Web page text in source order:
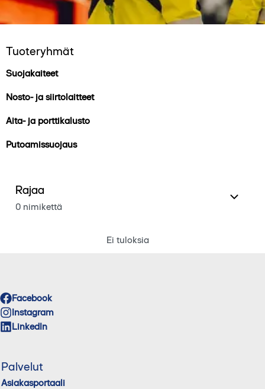
Tuoteryhmät
Suojakaiteet
Nosto- ja siirtolaitteet
Aita- ja porttikalusto
Putoamissuojaus
Rajaa
0 nimikettä
Ei tuloksia
Facebook
Instagram
LinkedIn
Palvelut
Asiakasportaali